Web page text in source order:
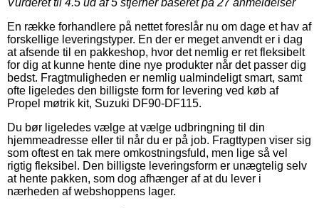
En række forhandlere på nettet foreslår nu om dage et hav af
forskellige leveringstyper. En der er meget anvendt er i dag
at afsende til en pakkeshop, hvor det nemlig er ret fleksibelt
for dig at kunne hente dine nye produkter når det passer dig
bedst. Fragtmuligheden er nemlig ualmindeligt smart, samt
ofte ligeledes den billigste form for levering ved køb af
Propel møtrik kit, Suzuki DF90-DF115.
Du bør ligeledes vælge at vælge udbringning til din
hjemmeadresse eller til når du er på job. Fragttypen viser sig
som oftest en tak mere omkostningsfuld, men lige så vel
rigtig fleksibel. Den billigste leveringsform er unægtelig selv
at hente pakken, som dog afhænger af at du lever i
nærheden af webshoppens lager.